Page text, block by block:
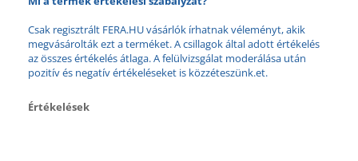
Csak regisztrált FERA.HU vásárlók írhatnak véleményt, akik
megvásárolták ezt a terméket. A csillagok által adott értékelés
az összes értékelés átlaga. A felülvizsgálat moderálása után
pozitív és negatív értékeléseket is közzéteszünk.et.
Értékelések